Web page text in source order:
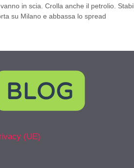
in scia. Crolla anche il petrolio.
su Milano e abbassa lo spread
(UE)